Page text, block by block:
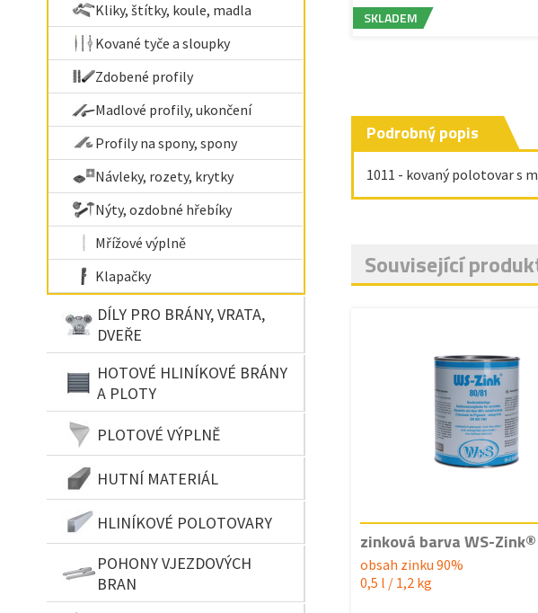
Kliky, štítky, koule, madla
Kované tyče a sloupky
Zdobené profily
Madlové profily, ukončení
Profily na spony, spony
Návleky, rozety, krytky
Nýty, ozdobné hřebíky
Mřížové výplně
Klapačky
DÍLY PRO BRÁNY, VRATA,
DVEŘE
HOTOVÉ HLINÍKOVÉ BRÁNY
A PLOTY
PLOTOVÉ VÝPLNĚ
HUTNÍ MATERIÁL
HLINÍKOVÉ POLOTOVARY
POHONY VJEZDOVÝCH
BRAN
SKLADEM
Podrobný popis
1011 - kovaný polotovar s
Související
zinková barva WS-
obsah zinku 90%
0,5 l / 1,2 kg